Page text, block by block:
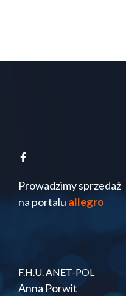
Prowadzimy sprzedaż
na portalu allegro
F.H.U. ANET-POL
Anna Porwit